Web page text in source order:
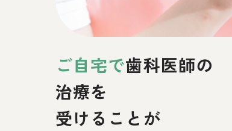
ご自宅で歯科医師の
治療を
受けることが